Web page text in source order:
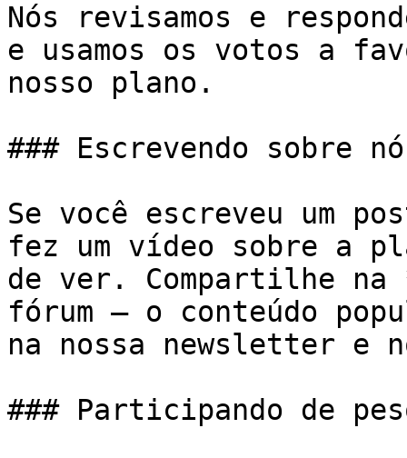
Nós revisamos e
e usamos os votos a
nosso plano.
### Escrevendo sobre
Se você escreveu um
fez um vídeo sobre a
de ver. Compartilhe na
fórum — o conteúdo
na nossa newsletter e
### Participando de